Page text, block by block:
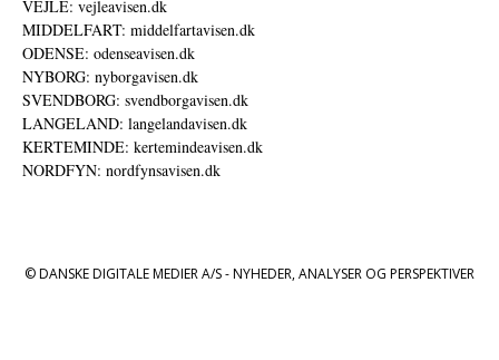
VEJLE: vejleavisen.dk
MIDDELFART: middelfartavisen.dk
ODENSE: odenseavisen.dk
NYBORG: nyborgavisen.dk
SVENDBORG: svendborgavisen.dk
LANGELAND: langelandavisen.dk
KERTEMINDE: kertemindeavisen.dk
NORDFYN: nordfynsavisen.dk
© DANSKE DIGITALE MEDIER A/S - NYHEDER, ANALYSER OG PERSPEKTIVER